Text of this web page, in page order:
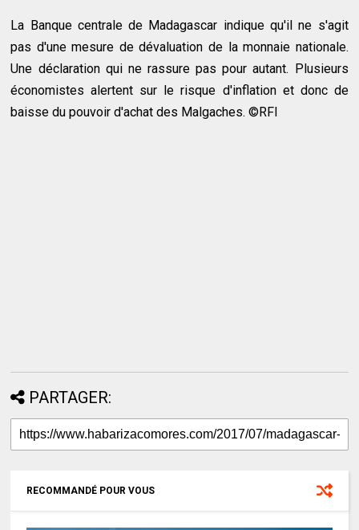
La Banque centrale de Madagascar indique qu'il ne s'agit
pas d'une mesure de dévaluation de la monnaie nationale.
Une déclaration qui ne rassure pas pour autant. Plusieurs
économistes alertent sur le risque d'inflation et donc de
baisse du pouvoir d'achat des Malgaches. ©RFI
PARTAGER:
RECOMMANDÉ POUR VOUS